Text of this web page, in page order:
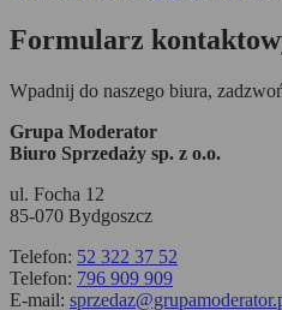
Formularz
Wpadnij do naszego biura,
Grupa Moderator
Biuro Sprzedaży sp. z o.o.
ul. Focha 12
85-070 Bydgoszcz
Telefon: 52 322 37 52
Telefon: 796 909 909
E-mail: